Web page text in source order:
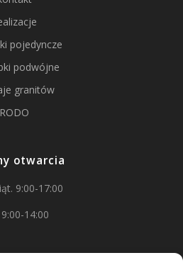
pojedyncze
podwójne
granitów
RODO
otwarcia
9:00-17:00
14:00